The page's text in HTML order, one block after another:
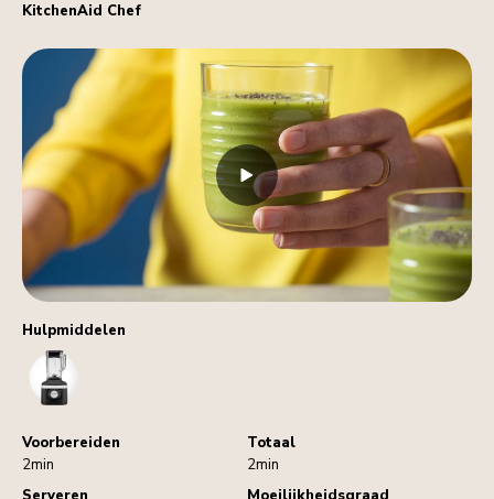
Hulpmiddelen
Blender
Voorbereiden
2min
Totaal
2min
KitchenAid Chef